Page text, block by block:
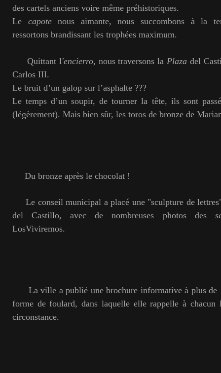
des cartels anciens voire même préhistoriques.
Le capotenous aimante, nous succombons à la
ressortons brandissant les trophées maximum.
Quittant l'encierro, nous traversons laPlaza del
Carlos III.
Le bruit d’un galop sur l’asphalte ???
Le temps d’un soupir, de tourner la tête, ils sont
(légèrement). Mais bien sûr, les toros de bronze de
Du bronze après le chocolat !
Le conseil municipal a placé une "sculpture de
del Castillo, avec de nombreuses photos des
LosViviremos.
La ville a publié une brochure informative à plus de
forme de foulard, dans laquelle elle rappelle à chacun
circonstance.